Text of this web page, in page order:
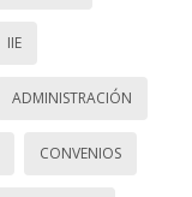
IIE
ADMINISTRACIÓN
CONVENIOS